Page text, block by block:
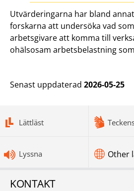
Utvärderingarna har bland
forskarna att undersöka vad
arbetsgivare att komma till
ohälsosam arbetsbelastning
Senast uppdaterad 2026-05-25
Lättläst
Lyssna Other
KONTAKT